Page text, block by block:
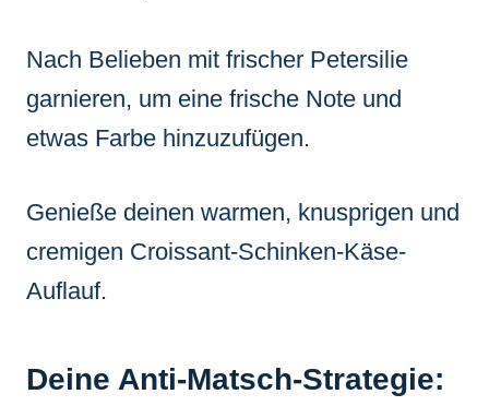
Nach Belieben mit frischer Petersilie
garnieren, um eine frische Note und
etwas Farbe hinzuzufügen.
Genieße deinen warmen, knusprigen und
cremigen Croissant-Schinken-Käse-
Auflauf.
Deine Anti-Matsch-Strategie: